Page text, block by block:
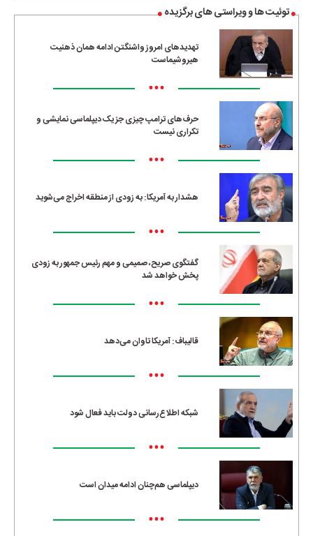
توئیت ها و ویراستی های برگزیده
تهدیدهای امروز واشنگتن ادامه همان ذهنیت
هیروشیماست
•••
حرف‌های ترامپ چیزی جز یک دیپلماسی نمایشی و
تکراری نیست
•••
هشدار به آمریکا: به زودی از منطقه اخراج می‌شوید
•••
گفتگوی صریح، صمیمی و مهم رئیس جمهور به زودی
پخش خواهد شد
•••
قالیباف: آمریکا تاوان می‌دهد
•••
شبکه اطلاع‌رسانی دولت باید فعال شود
•••
دیپلماسی هم‌چنان ادامه میدان است
•••